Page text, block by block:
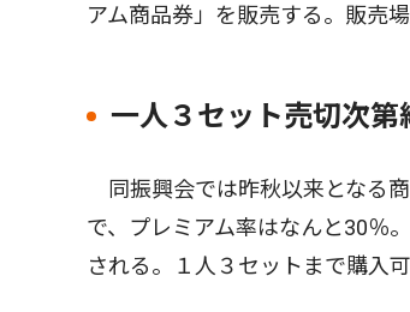
アム商品券」を販売する。販売
一人３セット売切次第
同振興会では昨秋以来となる
で、プレミアム率はなんと30％
される。１人３セットまで購入